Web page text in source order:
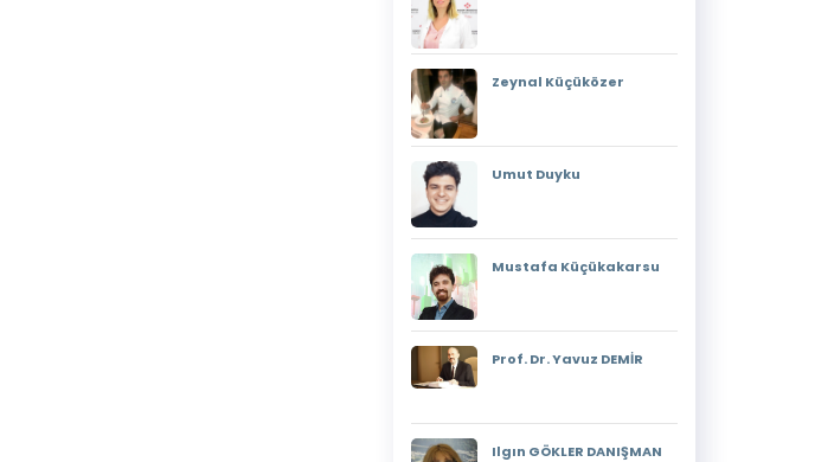
Zeynal Küçüközer
Umut Duyku
Mustafa Küçükakarsu
Prof. Dr. Yavuz DEMİR
Ilgın GÖKLER DANIŞMAN